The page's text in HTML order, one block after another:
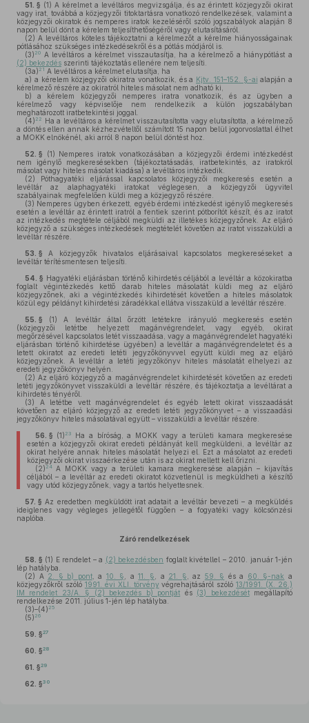
51. § (1) A kérelmet a levéltáros megvizsgálja, és az érintett közjegyzői okirat
vagy irat, továbbá a közjegyzői titoktartásra vonatkozó rendelkezések, valamint a
közjegyzői okiratok és nemperes iratok kezeléséről szóló jogszabályok alapján 8
napon belül dönt a kérelem teljesíthetőségéről vagy elutasításáról.
(2) A levéltáros köteles tájékoztatni a kérelmezőt a kérelme hiányosságainak
pótlásához szükséges intézkedésekről és a pótlás módjáról is.
(3) 20 A levéltáros a kérelmet visszautasítja, ha a kérelmező a hiánypótlást a
(2) bekezdés szerinti tájékoztatás ellenére nem teljesíti.
(3a) 21 A levéltáros a kérelmet elutasítja, ha
a) a kérelem közjegyzői okiratra vonatkozik, és a Kjtv. 151–152. §-ai alapján a
kérelmező részére az okiratról hiteles másolat nem adható ki,
b) a kérelem közjegyzői nemperes iratra vonatkozik, és az ügyben a
kérelmező vagy képviselője nem rendelkezik a külön jogszabályban
meghatározott iratbetekintési joggal.
(4) 22
Ha a levéltáros a kérelmet visszautasította vagy elutasította, a kérelmező
a döntés ellen annak kézhezvételtől számított 15 napon belül jogorvoslattal élhet
a MOKK elnökénél, aki arról 8 napon belül döntést hoz.
52. § (1) Nemperes iratok vonatkozásában a közjegyzői érdemi intézkedést
nem igénylő megkeresésekben (tájékoztatásadás, iratbetekintés, az iratokról
másolat vagy hiteles másolat kiadása) a levéltáros intézkedik.
(2) Póthagyatéki eljárással kapcsolatos közjegyzői megkeresés esetén a
levéltár az alaphagyatéki iratokat véglegesen, a közjegyzői ügyvitel
szabályainak megfelelően küldi meg a közjegyző részére.
(3) Nemperes ügyben érkezett, egyéb érdemi intézkedést igénylő megkeresés
esetén a levéltár az érintett iratról a fentiek szerint pótborítót készít, és az iratot
az intézkedés megtétele céljából megküldi az illetékes közjegyzőnek. Az eljáró
közjegyző a szükséges intézkedések megtételét követően az iratot visszaküldi a
levéltár részére.
53. § A közjegyzők hivatalos eljárásaival kapcsolatos megkereséseket a
levéltár térítésmentesen teljesíti.
54. § Hagyatéki eljárásban történő kihirdetés céljából a levéltár a közokiratba
foglalt végintézkedés kettő darab hiteles másolatát küldi meg az eljáró
közjegyzőnek, aki a végintézkedés kihirdetését követően a hiteles másolatok
közül egy példányt kihirdetési záradékkal ellátva visszaküld a levéltár részére.
55. § (1)
A levéltár által őrzött letétekre irányuló megkeresés esetén
(közjegyzői letétbe helyezett magánvégrendelet, vagy egyéb, okirat
megőrzésével kapcsolatos letét visszaadása, vagy a magánvégrendelet hagyatéki
eljárásban történő kihirdetése ügyében) a levéltár a magánvégrendeletet és a
letett okiratot az eredeti letéti jegyzőkönyvvel együtt küldi meg az eljáró
közjegyzőnek. A levéltár a letéti jegyzőkönyv hiteles másolatát elhelyezi az
eredeti jegyzőkönyv helyén.
(2) Az eljáró közjegyző a magánvégrendelet kihirdetését követően az eredeti
letéti jegyzőkönyvet visszaküldi a levéltár részére, és tájékoztatja a levéltárat a
kihirdetés tényéről.
(3) A letétbe vett magánvégrendelet és egyéb letett okirat visszaadását
követően az eljáró közjegyző az eredeti letéti jegyzőkönyvet – a visszaadási
jegyzőkönyv hiteles másolatával együtt – visszaküldi a levéltár részére.
56. § (1) 23
Ha a bíróság, a MOKK vagy a területi kamara megkeresése
esetén a közjegyzői okirat eredeti példányát kell megküldeni, a levéltár az
okirat helyére annak hiteles másolatát helyezi el. Ezt a másolatot az eredeti
közjegyzői okirat visszaérkezése után is az okirat mellett kell őrizni.
(2) 24A MOKK vagy a területi kamara megkeresése alapján – kijavítás
céljából – a levéltár az eredeti okiratot közvetlenül is megküldheti a készítő
vagy utód közjegyzőnek, vagy a tartós helyettesnek.
57. § Az eredetben megküldött irat adatait a levéltár bevezeti – a megküldés
ideiglenes vagy végleges jellegétől függően – a fogyatéki vagy kölcsönzési
naplóba.
Záró rendelkezések
58. § (1) E rendelet – a (2) bekezdésben foglalt kivétellel – 2010. január 1-jén
lép hatályba.
(2) A 2. § b) pont, a 10. § , a11. § , a 21. § , az 59. § és a 60. §-nak a
közjegyzőkről szóló 1991. évi XLI. törvény végrehajtásáról szóló13/1991. (X. 26.)
IM rendelet 23/A. § (2) bekezdés b) pontját és (3) bekezdésétmegállapító
rendelkezése 2011. július 1-jén lép hatályba.
(3)–(4) 25
(5) 26
59. §27
60. §28
61. §29
62. §30